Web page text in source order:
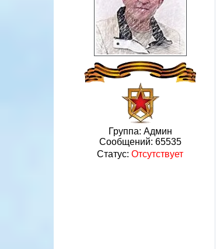
Группа: Админ
Сообщений: 65535
Статус: Отсутствует